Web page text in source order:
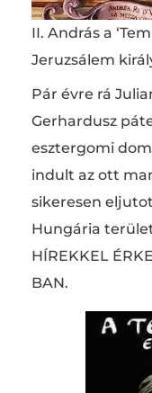
II. András a
Jeruzsálem
Pár évre rá
Gerhardusz
esztergomi
indult az ott
sikeresen
Hungária
HÍREKKEL
BAN.